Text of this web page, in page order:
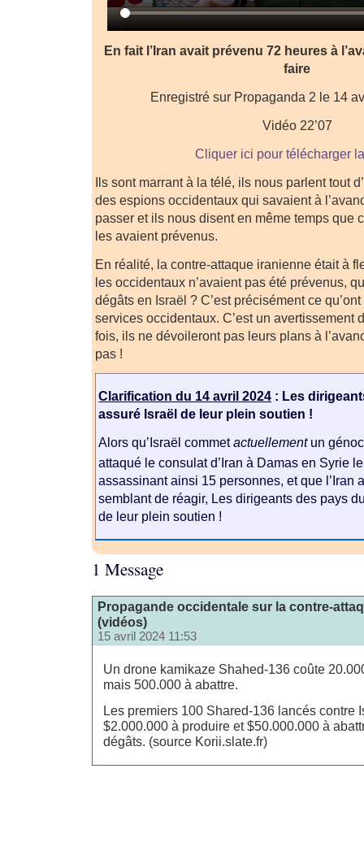
En fait l’Iran avait prévenu 72 heures à
faire
Enregistré sur Propaganda 2 le 14
Vidéo 22’07
Cliquer ici pour télécharger
Ils sont marrant à la télé, ils nous parlent tout
des espions occidentaux qui savaient à
passer et ils nous disent en même temps que
les avaient prévenus.
En réalité, la contre-attaque iranienne était à
les occidentaux n’avaient pas été prévenus,
dégâts en Israël ? C’est précisément ce
services occidentaux. C’est un avertissement
fois, ils ne dévoileront pas leurs plans à
pas !
Clarification du 14 avril 2024 : Les
assuré Israël de leur plein soutien !
Alors qu’Israël commetactuellementun
attaqué le consulat d’Iran à Damas en Syrie
assassinant ainsi 15 personnes, et que l’Iran
semblant de réagir, Les dirigeants des pays
de leur plein soutien !
1 Message
Propagande occidentale sur la contre-
(vidéos)
15 avril 2024 11:53
Un drone kamikaze Shahed-136 coûte
mais 500.000 à abattre.
Les premiers 100 Shared-136 lancés contre
$2.000.000 à produire et $50.000.000 à
dégâts. (source Korii.slate.fr)